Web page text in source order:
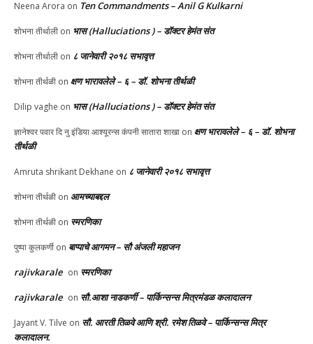
Neena Arora on Ten Commandments – Anil G Kulkarni
शोभना तीर्थाली on भास (Halluciations ) – डॉक्टर हेमंत संत
शोभना तीर्थाली on ८ जानेवारी २०१८ सभावृत्त
शोभना तीर्थळी on क्षण भारावलेले – ६ – डॉ. शोभना तीर्थळी
Dilip vaghe on भास (Halluciations ) – डॉक्टर हेमंत संत
ज्ञानेश्वर पवार दि नु इंडिया आश्यूरन्स कंपनी सातारा शाखा on क्षण भारावलेले – ६ – डॉ. शोभना
तीर्थळी
Amruta shrikant Dekhane on ८ जानेवारी २०१८ सभावृत्त
शोभना तीर्थळी on आमच्याबद्दल
शोभना तीर्थळी on स्मरणिका
पुष्पा कुलकर्णी on बाप्पाचे आगमन – सौ अंजली महाजन
rajivkarale on स्मरणिका
rajivkarale on सौ.आशा नाडकर्णी – पार्किन्सन्स मित्रमंडळ कलादालन
Jayant V. Tilve on सौ. आरती तिळवे आणि श्री. रमेश तिळवे – पार्किन्सन्स मित्र
कलादालन.